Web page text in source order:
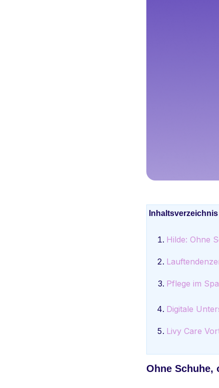
Inhaltsverzeichnis
Hilde: Ohne
Pflege im
Digitale
Livy Care
Ohne Schuhe,